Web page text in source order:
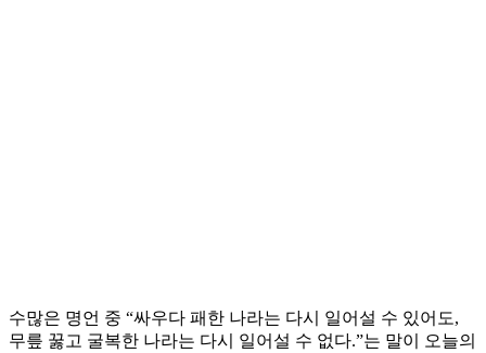
수많은 명언 중 “싸우다 패한 나라는 다시 일어설 수 있어도,
무릎 꿇고 굴복한 나라는 다시 일어설 수 없다.”는 말이 오늘의